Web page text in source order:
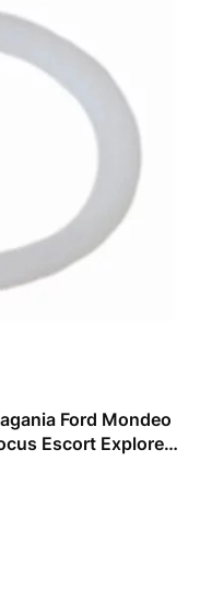
Ford Mondeo
Escort Explorer
/ W714504-